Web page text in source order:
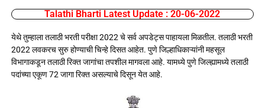
Talathi Bharti Latest Update : 20-06-2022
येथे तुम्हाला तलाठी भरती परीक्षा 2022 चे सर्व अपडेट्स पाहायला मिळतील. तलाठी भरती
2022 लवकरच सुरु होण्याची चिन्हे दिसत आहेत. पुणे जिल्हाधिकाऱ्यांनी महसूल
विभागाकडून तलाठी रिक्त जागांचा तपशील मागवला आहे. यामध्ये पुणे जिल्ह्यामध्ये तलाठी
पदांच्या एकूण 72 जागा रिक्त असल्याचे दिसून येत आहे.